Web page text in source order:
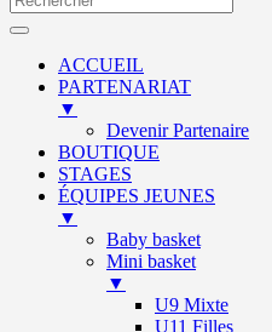
ACCUEIL
PARTENARIAT
▼
Devenir Partenaire
BOUTIQUE
STAGES
ÉQUIPES JEUNES
▼
Baby basket
Mini basket
▼
U9 Mixte
U11 Filles